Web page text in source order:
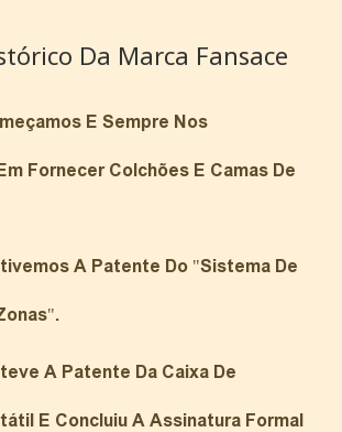
Da Marca Fansace
E Sempre Nos
Fornecer Colchões E Camas De
A Patente Do "Sistema De
A Patente Da Caixa De
E Concluiu A Assinatura Formal